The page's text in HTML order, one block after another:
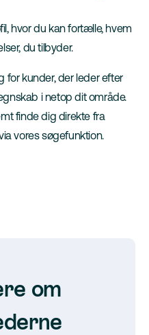
hvor du kan fortælle, hvem
du tilbyder.
for kunder, der leder efter
i netop dit område.
finde dig direkte fra
vores søgefunktion.
om